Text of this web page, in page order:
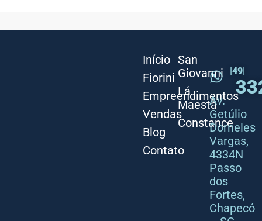
Início
Fiorini
Empreendimentos
Vendas
Blog
Contato
San
Giovanni
Lá
Maestà
Constance
|49|
Av.
Getúlio
Dorneles
Vargas,
4334N
Passo
dos
Fortes,
Chapecó